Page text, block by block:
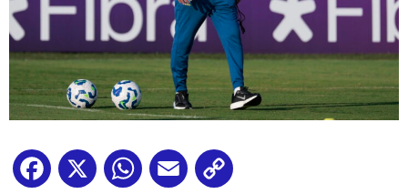
Facebook
X WhatsApp
Email